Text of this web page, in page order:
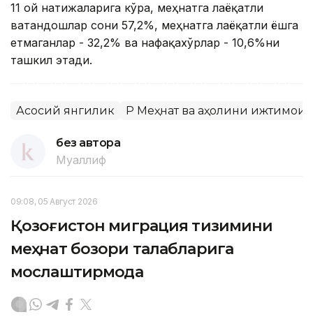
11 ой натижаларига кўра, меҳнатга лаёқатли
ватандошлар сони 57,2%, меҳнатга лаёқатли ёшга
етмаганлар - 32,2% ва нафақахўрлар - 10,6%ни
ташкил этади.
Асосий янгилик ҚР Меҳнат ва аҳолини
без автора
Муаллиф
09:08, 05 Август 2026
Қозоғистон миграция тизимини
меҳнат бозори талабларига
мослаштирмоқда